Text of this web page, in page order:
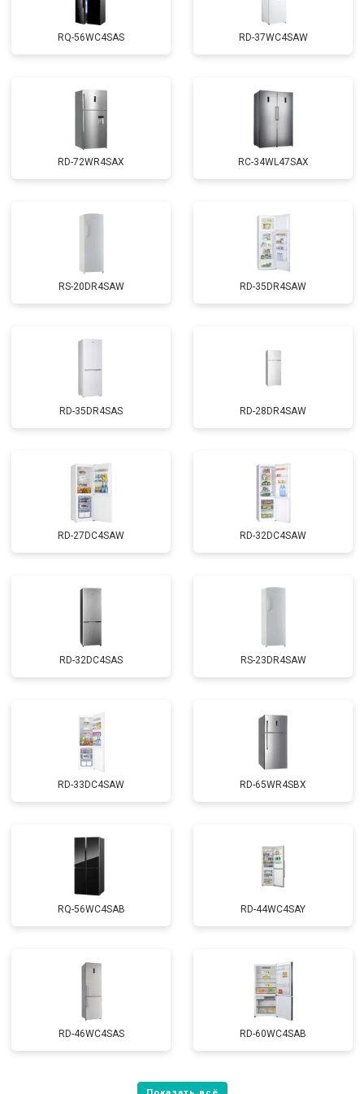
RQ-56WC4SAS RD-37WC4SAW
RD-72WR4SAX RС-34WL47SAX
RS-20DR4SAW RD-35DR4SAW
RD-35DR4SAS RD-28DR4SAW
RD-27DC4SAW RD-32DC4SAW
RD-32DC4SAS RS-23DR4SAW
RD-33DC4SAW RD-65WR4SBX
RQ-56WC4SAB RD-44WC4SAY
RD-46WC4SAS RD-60WC4SAB